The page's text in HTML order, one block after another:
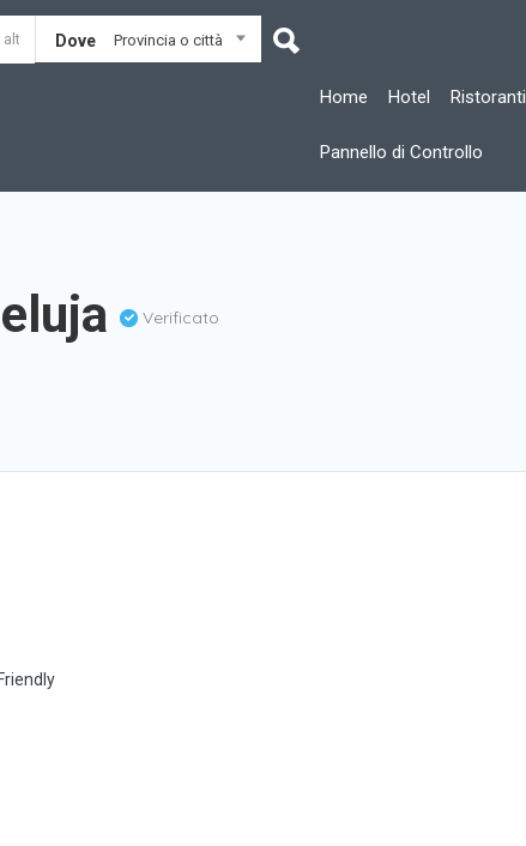
Dove Provincia o città
Home Hotel Ristoranti
Pannello di Controllo
Verificato